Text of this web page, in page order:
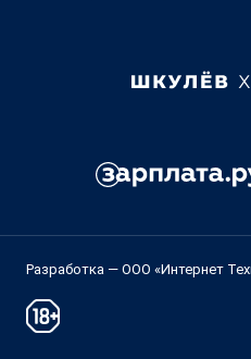
Разработка — ООО «Интернет